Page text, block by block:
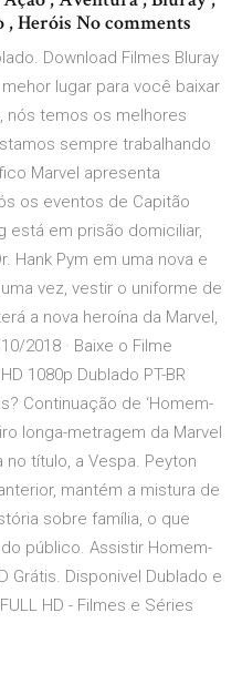
, Heróis No comments
Download Filmes Bluray
lugar para você baixar
nós temos os melhores
sempre trabalhando
Marvel apresenta
os eventos de Capitão
está em prisão domiciliar,
Hank Pym em uma nova e
vez, vestir o uniforme de
a nova heroína da Marvel,
2018 · Baixe o Filme
1080p Dublado PT-BR
Continuação de ‘Homem-
longa-metragem da Marvel
título, a Vespa. Peyton
mantém a mistura de
sobre família, o que
público. Assistir Homem-
Grátis. Disponivel Dublado e
HD - Filmes e Séries